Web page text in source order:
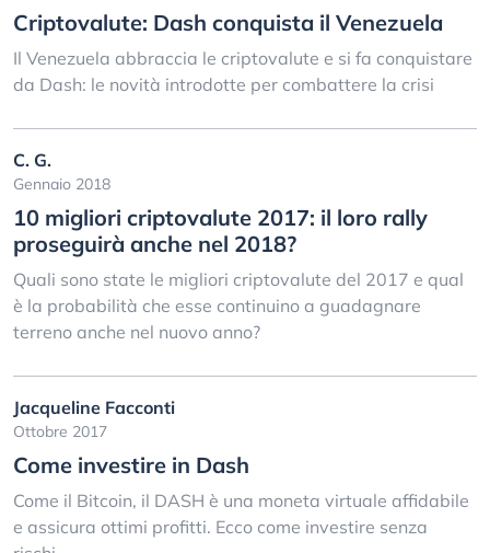
Criptovalute: Dash conquista il Venezuela
Il Venezuela abbraccia le criptovalute e si fa conquistare
da Dash: le novità introdotte per combattere la crisi
C. G.
Gennaio 2018
10 migliori criptovalute 2017: il loro rally
proseguirà anche nel 2018?
Quali sono state le migliori criptovalute del 2017 e qual
è la probabilità che esse continuino a guadagnare
terreno anche nel nuovo anno?
Jacqueline Facconti
Ottobre 2017
Come investire in Dash
Come il Bitcoin, il DASH è una moneta virtuale affidabile
e assicura ottimi profitti. Ecco come investire senza